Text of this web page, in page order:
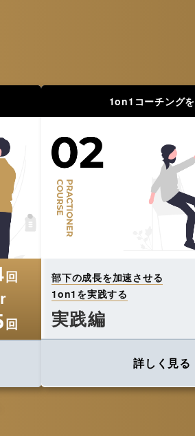
回
回
1on1コーチング
部下の成長を加速させる
1on1を実践する
実践編
詳しく見る